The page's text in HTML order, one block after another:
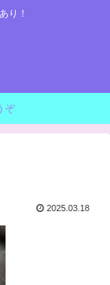
り！
ぞ
2025.03.18